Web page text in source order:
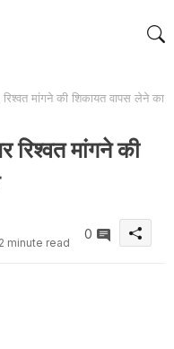
मांगने की शिकायत वापस लेने का
मांगने की
2 minute read
0